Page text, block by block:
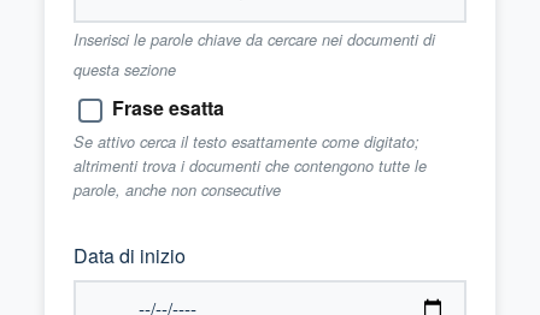
Inserisci le parole chiave da cercare nei documenti di
questa sezione
Frase esatta
Se attivo cerca il testo esattamente come digitato;
altrimenti trova i documenti che contengono tutte le
parole, anche non consecutive
Data di inizio